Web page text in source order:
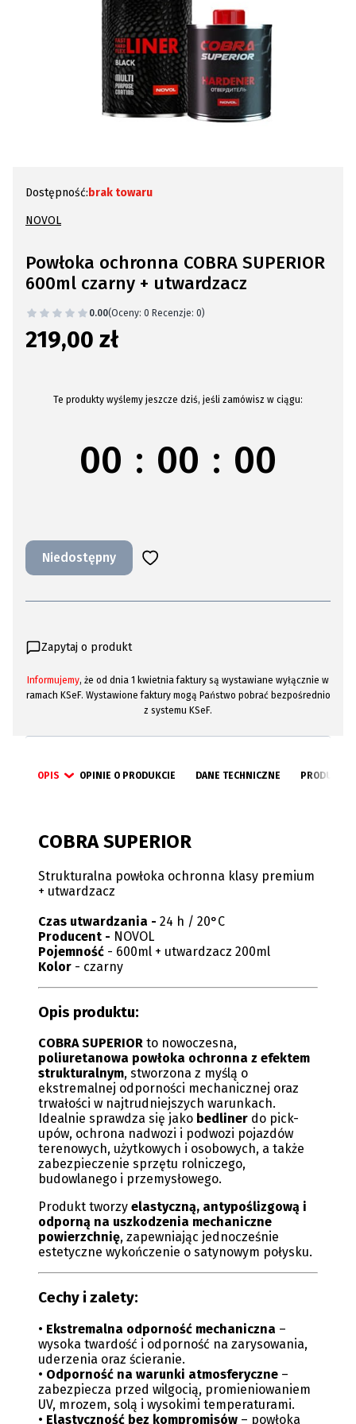
Dostępność:brak towaru
NOVOL
Powłoka ochronna COBRA SUPERIOR
600ml czarny + utwardzacz
0.00(Oceny: 0 Recenzje: 0)
Cena
219,00 zł
Te produkty wyślemy jeszcze dziś, jeśli zamówisz w ciągu:
00 : 00 : 00
Niedostępny
Zapytaj o produkt
Informujemy, że od dnia 1 kwietnia faktury są wystawiane wyłącznie w
ramach KSeF. Wystawione faktury mogą Państwo pobrać bezpośrednio
z systemu KSeF.
OPIS OPINIE O PRODUKCIE DANE TECHNICZNE PRODUKTY
COBRA SUPERIOR
Strukturalna powłoka ochronna klasy premium
+ utwardzacz
Czas utwardzania - 24 h / 20°C
Producent - NOVOL
Pojemność - 600ml + utwardzacz 200ml
Kolor - czarny
Opis produktu:
COBRA SUPERIOR to nowoczesna,
poliuretanowa powłoka ochronna z efektem
strukturalnym, stworzona z myślą o
ekstremalnej odporności mechanicznej oraz
trwałości w najtrudniejszych warunkach.
Idealnie sprawdza się jako bedliner do pick-
upów, ochrona nadwozi i podwozi pojazdów
terenowych, użytkowych i osobowych, a także
zabezpieczenie sprzętu rolniczego,
budowlanego i przemysłowego.
Produkt tworzy elastyczną, antypoślizgową i
odporną na uszkodzenia mechaniczne
powierzchnię, zapewniając jednocześnie
estetyczne wykończenie o satynowym połysku.
Cechy i zalety:
• Ekstremalna odporność mechaniczna –
wysoka twardość i odporność na zarysowania,
uderzenia oraz ścieranie.
• Odporność na warunki atmosferyczne –
zabezpiecza przed wilgocią, promieniowaniem
UV, mrozem, solą i wysokimi temperaturami.
• Elastyczność bez kompromisów – powłoka